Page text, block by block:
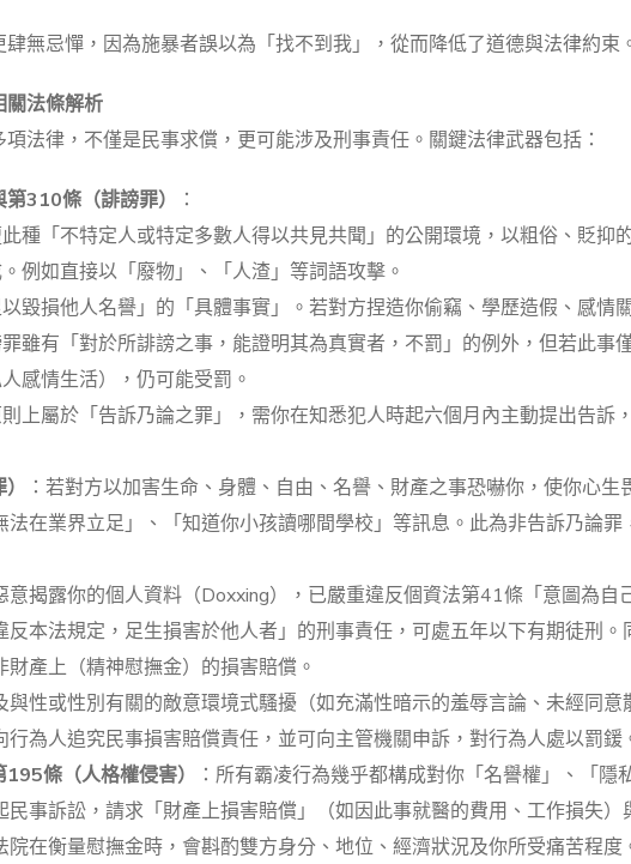
無忌憚，因為施暴者誤以為「找不到我」，從而降低了道德與法律約束
法條解析
法律，不僅是民事求償，更可能涉及刑事責任。關鍵法律武器包括：
310條（誹謗罪）
：
此種「不特定人或特定多數人得以共見共聞」的公開環境，以粗俗、貶抑
例如直接以「廢物」、「人渣」等詞語攻擊。
以毀損他人名譽」的「具體事實」。若對方捏造你偷竊、學歷造假、感情
雖有「對於所誹謗之事，能證明其為真實者，不罰」的例外，但若此事
感情生活），仍可能受罰。
則上屬於「告訴乃論之罪」，需你在知悉犯人時起六個月內主動提出告訴
：若對方以加害生命、身體、自由、名譽、財產之事恐嚇你，使你心生
在業界立足」、「知道你小孩讀哪間學校」等訊息。此為非告訴乃論罪
意揭露你的個人資料（Doxxing），已嚴重違反個資法第41條「意圖為自
本法規定，足生損害於他人者」的刑事責任，可處五年以下有期徒刑。
產上（精神慰撫金）的損害賠償。
與性或性別有關的敵意環境式騷擾（如充滿性暗示的羞辱言論、未經同
為人追究民事損害賠償責任，並可向主管機關申訴，對行為人處以罰鍰
條（人格權侵害）
：所有霸凌行為幾乎都構成對你「名譽權」、「隱
事訴訟，請求「財產上損害賠償」（如因此事就醫的費用、工作損失）
在衡量慰撫金時，會斟酌雙方身分、地位、經濟狀況及你所受痛苦程度